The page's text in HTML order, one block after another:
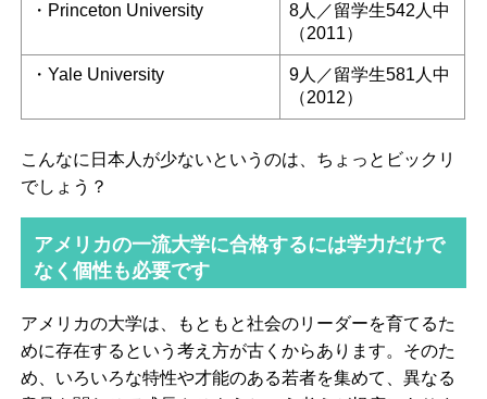
・Princeton University
8人／留学生542人中
（2011）
・Yale University
9人／留学生581人中
（2012）
こんなに日本人が少ないというのは、ちょっとビックリ
でしょう？
アメリカの一流大学に合格するには学力だけで
なく個性も必要です
アメリカの大学は、もともと社会のリーダーを育てるた
めに存在するという考え方が古くからあります。そのた
め、いろいろな特性や才能のある若者を集めて、異なる